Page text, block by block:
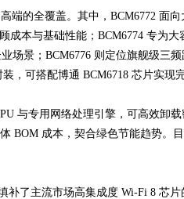
端的全覆盖。其中，BCM6772 面
成本与基础性能；BCM6774 专为
场景；BCM6776 则定位旗舰级三
，可搭配博通 BCM6718 芯片实
与专用网络处理引擎，可高效卸
BOM 成本，契合绿色节能趋势
补了主流市场高集成度 Wi-Fi 8 芯